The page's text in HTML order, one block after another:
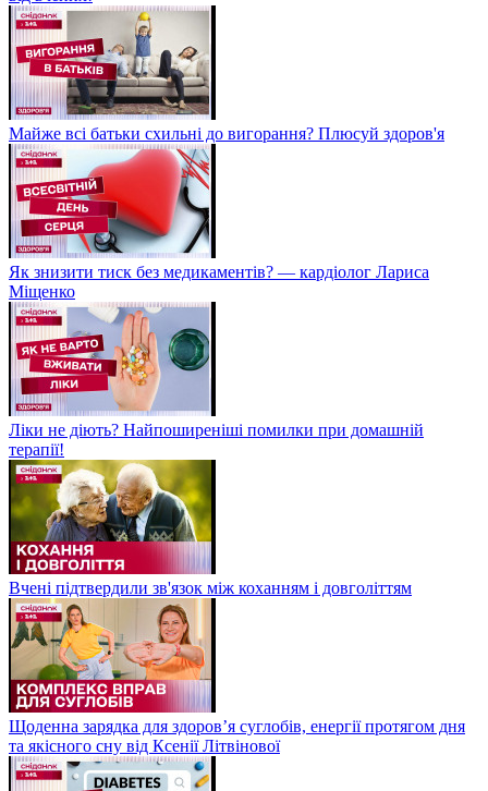
Майже всі батьки схильні до вигорання? Плюсуй здоров'я
Як знизити тиск без медикаментів? — кардіолог Лариса
Міщенко
Ліки не діють? Найпоширеніші помилки при домашній
терапії!
Вчені підтвердили зв'язок між коханням і довголіттям
Щоденна зарядка для здоров’я суглобів, енергії протягом дня
та якісного сну від Ксенії Літвінової